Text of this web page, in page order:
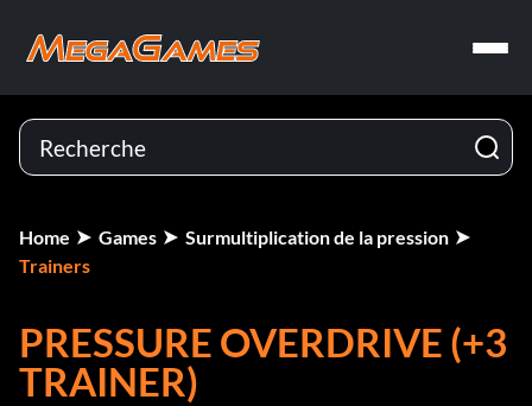
Home Games
Surmultiplication de la pression
Trainers
PRESSURE OVERDRIVE (+3
TRAINER)